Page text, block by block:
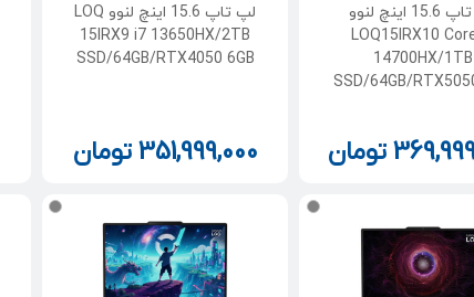
لپ تاپ 15.6 اینچ لنوو
LOQ15IRX10
14700HX/1TB
SSD/64GB/
تومان
لپ تاپ 15.6 اینچ لنوو LOQ
15IRX9 i7 13650HX/2TB
SSD/64GB/RTX4050 6GB
351,999,000 تومان